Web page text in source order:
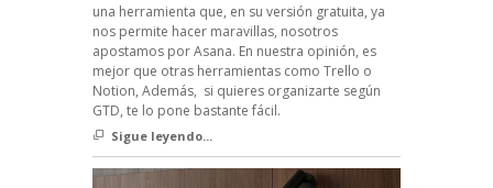
una herramienta que, en su versión gratuita, ya
nos permite hacer maravillas, nosotros
apostamos por Asana. En nuestra opinión, es
mejor que otras herramientas como Trello o
Notion, Además, si quieres organizarte según
GTD, te lo pone bastante fácil.
Sigue leyendo...